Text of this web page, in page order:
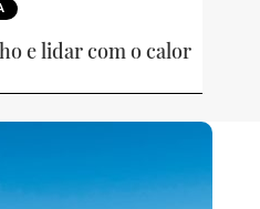
e lidar com o calor